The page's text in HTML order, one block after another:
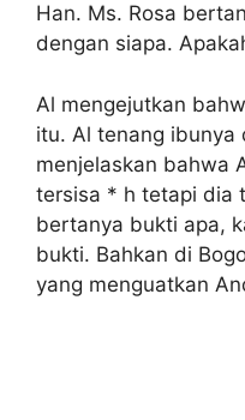
Han. Ms. Rosa
dengan siapa.
Al mengejutkan
itu. Al tenang ibunya
menjelaskan bahwa
tersisa * h tetapi dia
bertanya bukti apa,
bukti. Bahkan di
yang menguatkan